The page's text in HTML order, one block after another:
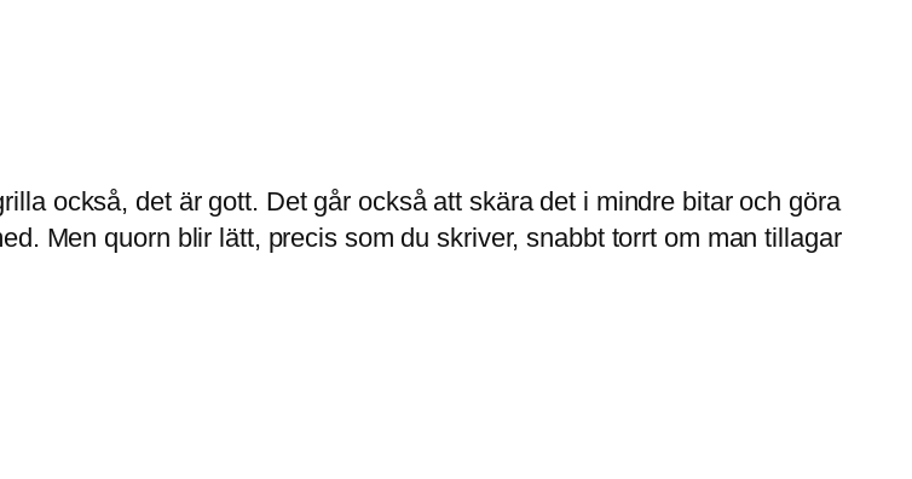
också, det är gott. Det går också att skära det i mindre bitar och göra
Men quorn blir lätt, precis som du skriver, snabbt torrt om man tillagar